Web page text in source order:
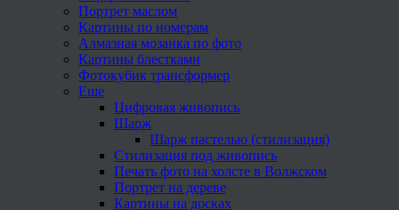
Портрет маслом
Картины по номерам
Алмазная мозаика по фото
Картины блестками
Фотокубик трансформер
Еще
Цифровая живопись
Шарж
Шарж пастелью (стилизация)
Стилизация под живопись
Печать фото на холсте в Волжском
Портрет на дереве
Картины на досках